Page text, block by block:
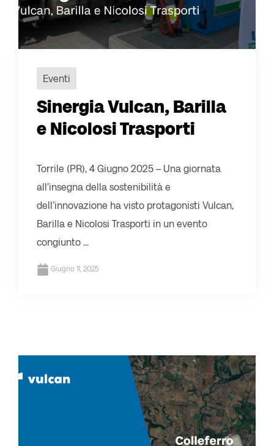
Eventi
Sinergia Vulcan, Barilla
e Nicolosi Trasporti
Torrile (PR), 4 Giugno 2025 – Una giornata
all’insegna della sostenibilità e
dell’innovazione ha visto protagonisti Vulcan,
Barilla e Nicolosi Trasporti in un evento
congiunto ...
Giugno 11, 2025